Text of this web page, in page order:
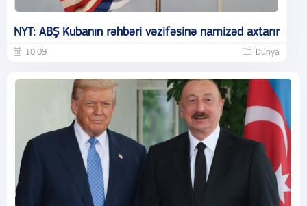
NYT: ABŞ Kubanın rəhbəri vəzifəsinə namizəd axtarır
10:09 Dünya